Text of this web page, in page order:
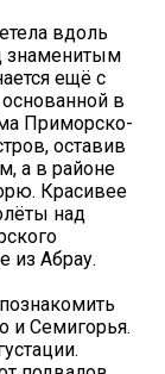
вдоль
знаменитым
ещё с
в
Приморско-
оставив
а в районе
Красивее
над
из Абрау.
и Семигорья.